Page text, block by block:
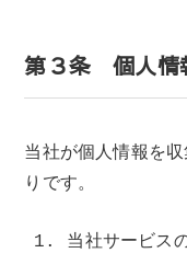
第３条 個人情
当社が個人情報を
りです。
当社サービス